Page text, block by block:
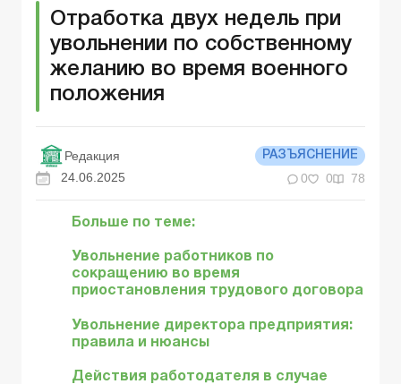
Отработка двух недель при
увольнении по собственному
желанию во время военного
положения
Редакция РАЗЪЯСНЕНИЕ
24.06.2025 0 0 78
Больше по теме:
Увольнение работников по
сокращению во время
приостановления трудового договора
Увольнение директора предприятия:
правила и нюансы
Действия работодателя в случае